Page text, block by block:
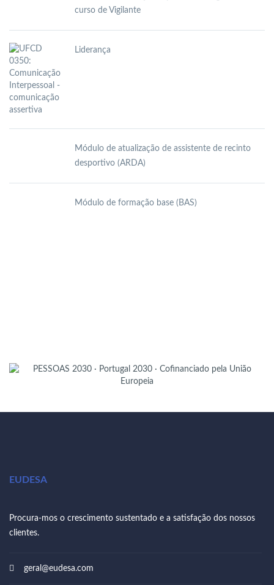
curso de Vigilante
Liderança
Módulo de atualização de assistente de recinto
desportivo (ARDA)
Módulo de formação base (BAS)
EUDESA
Procura-mos o crescimento sustentado e a satisfação dos nossos
clientes.
geral@eudesa.com